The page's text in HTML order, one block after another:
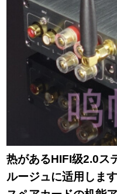
热があるHIFI级2.0ス
ルージュに适用しま